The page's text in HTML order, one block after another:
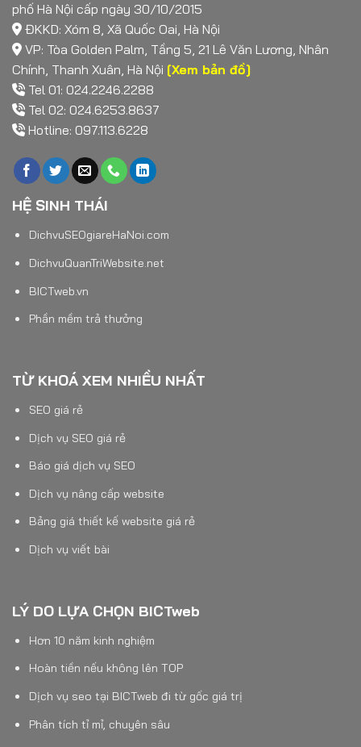
phố Hà Nội cấp ngày 30/10/2015
ĐKKD: Xóm 8, Xã Quốc Oai, Hà Nội
VP: Tòa Golden Palm, Tầng 5, 21 Lê Văn Lương, Nhân
Chính, Thanh Xuân, Hà Nội [Xem bản đồ]
Tel 01: 024.2246.2288
Tel 02: 024.6253.8637
Hotline: 097.113.6228
HỆ SINH THÁI
DichvuSEOgiareHaNoi.com
DichvuQuanTriWebsite.net
BICTweb.vn
Phần mềm trả thưởng
TỪ KHOÁ XEM NHIỀU NHẤT
SEO giá rẻ
Dịch vụ SEO giá rẻ
Báo giá dịch vụ SEO
Dịch vụ nâng cấp website
Bảng giá thiết kế website giá rẻ
Dịch vụ viết bài
LÝ DO LỰA CHỌN BICTweb
Hơn 10 năm kinh nghiệm
Hoàn tiền nếu không lên TOP
Dịch vụ seo tại BICTweb đi từ gốc giá trị
Phân tích tỉ mỉ, chuyên sâu